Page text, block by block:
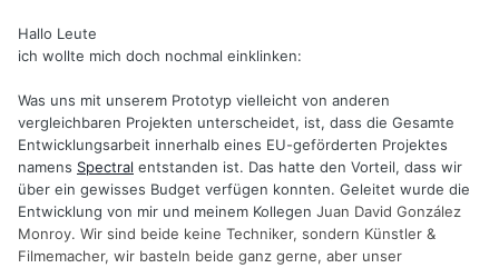
Hallo Leute
ich wollte mich doch nochmal einklinken:
Was uns mit unserem Prototyp vielleicht von anderen
vergleichbaren Projekten unterscheidet, ist, dass die Gesamte
Entwicklungsarbeit innerhalb eines EU-geförderten Projektes
namens Spectral entstanden ist. Das hatte den Vorteil, dass wir
über ein gewisses Budget verfügen konnten. Geleitet wurde die
Entwicklung von mir und meinem Kollegen Juan David González
Monroy. Wir sind beide keine Techniker, sondern Künstler &
Filmemacher, wir basteln beide ganz gerne, aber unser